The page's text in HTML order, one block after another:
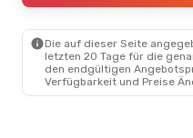
SHA- KLU
Sa., 17. Okt.- So., 18.
Lufthansa2
- SHA
Die auf dieser Seite
letzten 20 Tage für die
den endgültigen
Verfügbarkeit und Preise